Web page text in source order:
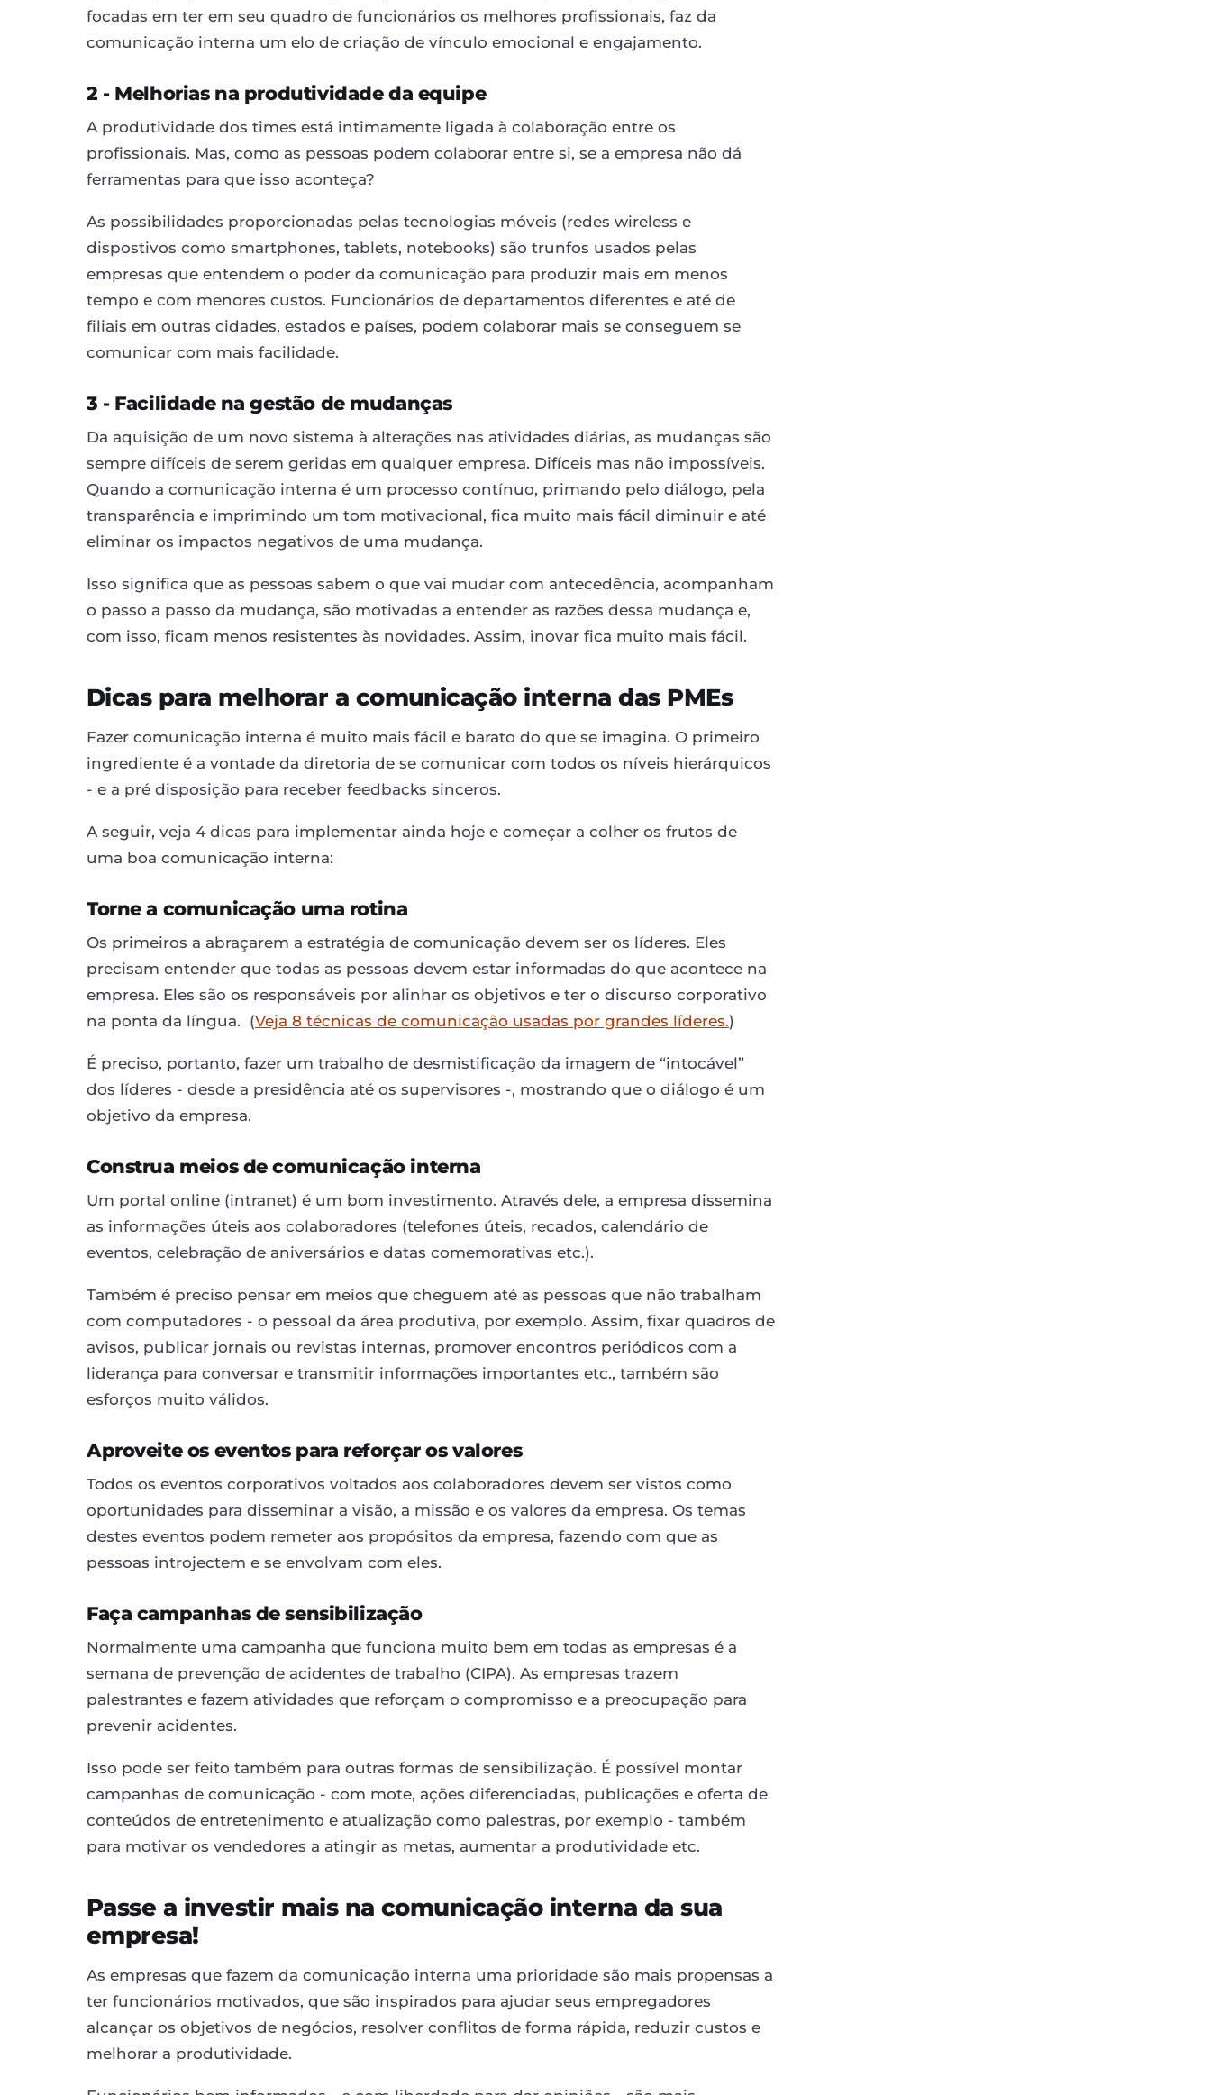
focadas em ter em seu quadro de funcionários os melhores profissionais, faz da
comunicação interna um elo de criação de vínculo emocional e engajamento.
2 - Melhorias na produtividade da equipe
A produtividade dos times está intimamente ligada à colaboração entre os
profissionais. Mas, como as pessoas podem colaborar entre si, se a empresa não dá
ferramentas para que isso aconteça?
As possibilidades proporcionadas pelas tecnologias móveis (redes wireless e
dispostivos como smartphones, tablets, notebooks) são trunfos usados pelas
empresas que entendem o poder da comunicação para produzir mais em menos
tempo e com menores custos. Funcionários de departamentos diferentes e até de
filiais em outras cidades, estados e países, podem colaborar mais se conseguem se
comunicar com mais facilidade.
3 - Facilidade na gestão de mudanças
Da aquisição de um novo sistema à alterações nas atividades diárias, as mudanças são
sempre difíceis de serem geridas em qualquer empresa. Difíceis mas não impossíveis.
Quando a comunicação interna é um processo contínuo, primando pelo diálogo, pela
transparência e imprimindo um tom motivacional, fica muito mais fácil diminuir e até
eliminar os impactos negativos de uma mudança.
Isso significa que as pessoas sabem o que vai mudar com antecedência, acompanham
o passo a passo da mudança, são motivadas a entender as razões dessa mudança e,
com isso, ficam menos resistentes às novidades. Assim, inovar fica muito mais fácil.
Dicas para melhorar a comunicação interna das PMEs
Fazer comunicação interna é muito mais fácil e barato do que se imagina. O primeiro
ingrediente é a vontade da diretoria de se comunicar com todos os níveis hierárquicos
- e a pré disposição para receber feedbacks sinceros.
A seguir, veja 4 dicas para implementar ainda hoje e começar a colher os frutos de
uma boa comunicação interna:
Torne a comunicação uma rotina
Os primeiros a abraçarem a estratégia de comunicação devem ser os líderes. Eles
precisam entender que todas as pessoas devem estar informadas do que acontece na
empresa. Eles são os responsáveis por alinhar os objetivos e ter o discurso corporativo
na ponta da língua. (Veja 8 técnicas de comunicação usadas por grandes líderes.)
É preciso, portanto, fazer um trabalho de desmistificação da imagem de “intocável”
dos líderes - desde a presidência até os supervisores -, mostrando que o diálogo é um
objetivo da empresa.
Construa meios de comunicação interna
Um portal online (intranet) é um bom investimento. Através dele, a empresa dissemina
as informações úteis aos colaboradores (telefones úteis, recados, calendário de
eventos, celebração de aniversários e datas comemorativas etc.).
Também é preciso pensar em meios que cheguem até as pessoas que não trabalham
com computadores - o pessoal da área produtiva, por exemplo. Assim, fixar quadros de
avisos, publicar jornais ou revistas internas, promover encontros periódicos com a
liderança para conversar e transmitir informações importantes etc., também são
esforços muito válidos.
Aproveite os eventos para reforçar os valores
Todos os eventos corporativos voltados aos colaboradores devem ser vistos como
oportunidades para disseminar a visão, a missão e os valores da empresa. Os temas
destes eventos podem remeter aos propósitos da empresa, fazendo com que as
pessoas introjectem e se envolvam com eles.
Faça campanhas de sensibilização
Normalmente uma campanha que funciona muito bem em todas as empresas é a
semana de prevenção de acidentes de trabalho (CIPA). As empresas trazem
palestrantes e fazem atividades que reforçam o compromisso e a preocupação para
prevenir acidentes.
Isso pode ser feito também para outras formas de sensibilização. É possível montar
campanhas de comunicação - com mote, ações diferenciadas, publicações e oferta de
conteúdos de entretenimento e atualização como palestras, por exemplo - também
para motivar os vendedores a atingir as metas, aumentar a produtividade etc.
Passe a investir mais na comunicação interna da sua
empresa!
As empresas que fazem da comunicação interna uma prioridade são mais propensas a
ter funcionários motivados, que são inspirados para ajudar seus empregadores
alcançar os objetivos de negócios, resolver conflitos de forma rápida, reduzir custos e
melhorar a produtividade.